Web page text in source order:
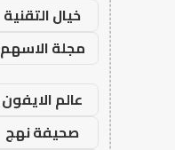
خيال التقنية
مجلة الاسهم
عالم الايفون
صحيفة نهج